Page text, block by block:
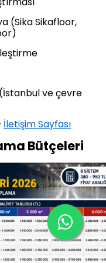
(Sika Sikafloor,
ve çevre
İletişim Sayfası
Bütçeleri